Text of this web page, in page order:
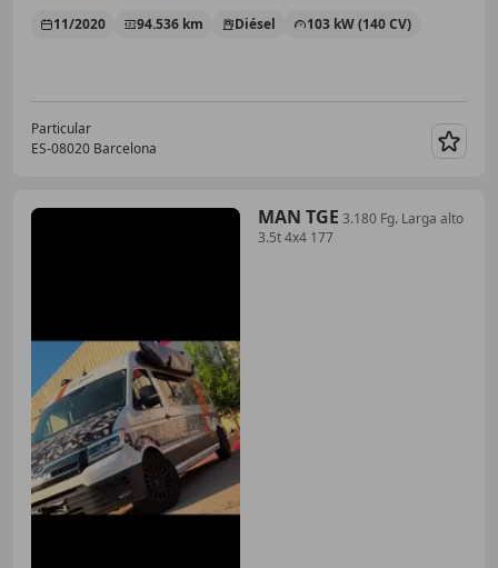
11/2020 94.536 km Diésel 103 kW (140 CV)
Particular
ES-08020 Barcelona
MAN TGE 3.180 Fg. Larga alto
3.5t 4x4 177